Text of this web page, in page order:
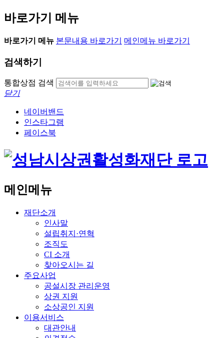
바로가기 메뉴
바로가기 메뉴 본문내용 바로가기 메인메뉴 바로가기
검색하기
통합상점 검색
닫기
네이버밴드
인스타그램
페이스북
메인메뉴
재단소개
인사말
설립취지·연혁
조직도
CI 소개
찾아오시는 길
주요사업
공설시장 관리운영
상권 지원
소상공인 지원
이용서비스
대관안내